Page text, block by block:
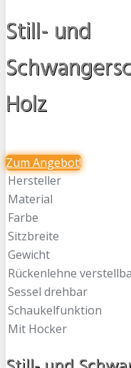
Still- und
Holz
Zum Angebot!
Hersteller
Material
Farbe
Sitzbreite
Gewicht
Rückenlehne
Sessel drehbar
Schaukelfunktion
Mit Hocker